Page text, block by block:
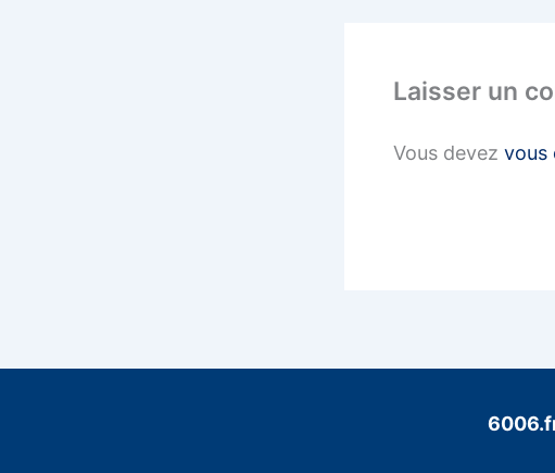
Laisser un
Vous devez vous